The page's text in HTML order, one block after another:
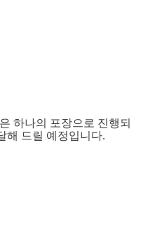
하나의 포장으로 진행되
해 드릴 예정입니다.